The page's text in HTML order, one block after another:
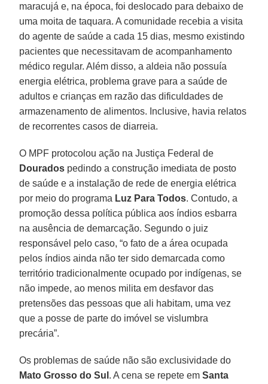
maracujá e, na época, foi deslocado para debaixo de
uma moita de taquara. A comunidade recebia a visita
do agente de saúde a cada 15 dias, mesmo existindo
pacientes que necessitavam de acompanhamento
médico regular. Além disso, a aldeia não possuía
energia elétrica, problema grave para a saúde de
adultos e crianças em razão das dificuldades de
armazenamento de alimentos. Inclusive, havia relatos
de recorrentes casos de diarreia.
O MPF protocolou ação na Justiça Federal de
Dourados pedindo a construção imediata de posto
de saúde e a instalação de rede de energia elétrica
por meio do programa Luz Para Todos. Contudo, a
promoção dessa política pública aos índios esbarra
na ausência de demarcação. Segundo o juiz
responsável pelo caso, “o fato de a área ocupada
pelos índios ainda não ter sido demarcada como
território tradicionalmente ocupado por indígenas, se
não impede, ao menos milita em desfavor das
pretensões das pessoas que ali habitam, uma vez
que a posse de parte do imóvel se vislumbra
precária”.
Os problemas de saúde não são exclusividade do
Mato Grosso do Sul . A cena se repete emSanta